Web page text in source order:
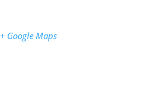
+ Google Maps